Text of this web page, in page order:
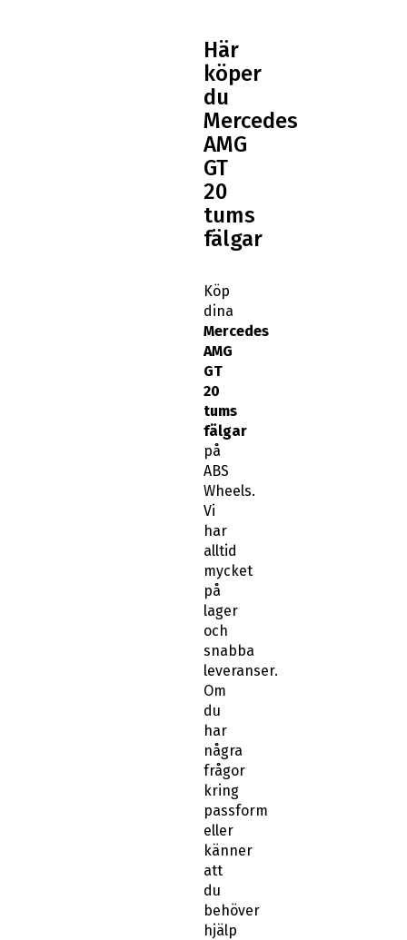
Här
köper
du
Mercedes
AMG
GT
20
tums
fälgar
Köp
dina
Mercedes
AMG
GT
20
tums
fälgar
på
ABS
Wheels.
Vi
har
alltid
mycket
på
lager
och
snabba
leveranser.
Om
du
har
några
frågor
kring
passform
eller
känner
att
du
behöver
hjälp